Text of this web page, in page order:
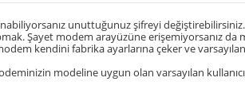
unuttuğunuz şifreyi
Şayet modem arayüzüne erişemiyorsanız
kendini fabrika ayarlarına çeker ve
modeline uygun olan varsayılan kullanıcı